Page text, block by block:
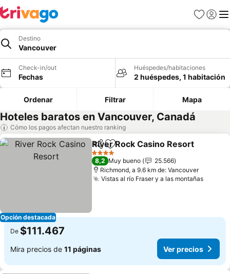
Favoritos
Iniciar
Destino
Vancouver
Check-in/out
Fechas
Huéspedes/habitaciones
2 huéspedes, 1 habitación
Ordenar Filtrar Mapa
Hoteles baratos en Vancouver, Canadá
Cómo los pagos afectan nuestro ranking
Opción destacada
CompartirAgregar a favoritos
River Rock Casino Resort
4 Estrellas
8,2 Muy bueno
25.566
Richmond, a 9.6 km de: Vancouver
Vistas al río Fraser y a las montañasVer
De $111.467
Mira precios de 11 páginas Ver precios